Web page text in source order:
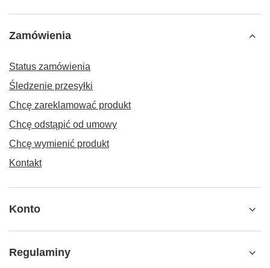
Zamówienia
Status zamówienia
Śledzenie przesyłki
Chcę zareklamować produkt
Chcę odstąpić od umowy
Chcę wymienić produkt
Kontakt
Konto
Regulaminy